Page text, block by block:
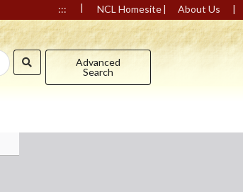
::: | NCL Homesite| About Us |
Advanced
Search